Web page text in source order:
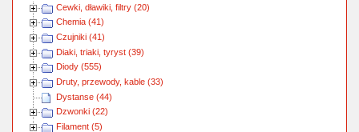
Cewki, dławiki, filtry (20)
Chemia (41)
Czujniki (41)
Diaki, triaki, tyryst (39)
Diody (555)
Druty, przewody, kable (33)
Dystanse (44)
Dzwonki (22)
Filament (5)